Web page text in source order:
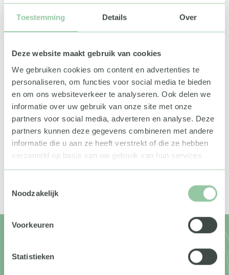
Toestemming Details Over
Deze website maakt gebruik van cookies
We gebruiken cookies om content en advertenties te
personaliseren, om functies voor social media te bieden
en om ons websiteverkeer te analyseren. Ook delen we
informatie over uw gebruik van onze site met onze
partners voor social media, adverteren en analyse. Deze
partners kunnen deze gegevens combineren met andere
informatie die u aan ze heeft verstrekt of die ze hebben
verzameld op basis van uw gebruik van hun services.
Noodzakelijk
Voorkeuren
Statistieken
Maar ook voor een offerte op maat, advies over het
Ons team reageert snel en denkt graag met je mee.
Telefonisch:
010 - 3220889
E-mail:
info@greengiftbox.nl
Bereikbaar:
ma-vr | 9:00-17:00
Adres:
Vliststraat 8
3044 ET Rotterdam
Op de hoogte blijven?
Schrijf je dan in voor onze nieuwsbrief!